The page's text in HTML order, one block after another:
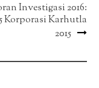
Investigasi 2016:
Korporasi Karhutla
2015